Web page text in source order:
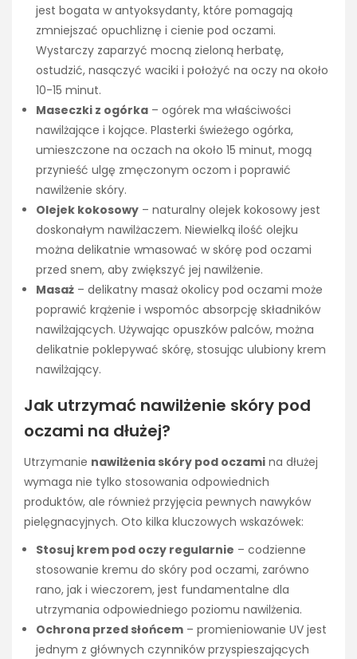
jest bogata w antyoksydanty, które pomagają
zmniejszać opuchliznę i cienie pod oczami.
Wystarczy zaparzyć mocną zieloną herbatę,
ostudzić, nasączyć waciki i położyć na oczy na około
10-15 minut.
Maseczki z ogórka – ogórek ma właściwości
nawilżające i kojące. Plasterki świeżego ogórka,
umieszczone na oczach na około 15 minut, mogą
przynieść ulgę zmęczonym oczom i poprawić
nawilżenie skóry.
Olejek kokosowy – naturalny olejek kokosowy jest
doskonałym nawilżaczem. Niewielką ilość olejku
można delikatnie wmasować w skórę pod oczami
przed snem, aby zwiększyć jej nawilżenie.
Masaż – delikatny masaż okolicy pod oczami może
poprawić krążenie i wspomóc absorpcję składników
nawilżających. Używając opuszków palców, można
delikatnie poklepywać skórę, stosując ulubiony krem
nawilżający.
Jak utrzymać nawilżenie skóry pod
oczami na dłużej?
Utrzymanie nawilżenia skóry pod oczami na dłużej
wymaga nie tylko stosowania odpowiednich
produktów, ale również przyjęcia pewnych nawyków
pielęgnacyjnych. Oto kilka kluczowych wskazówek:
Stosuj krem pod oczy regularnie – codzienne
stosowanie kremu do skóry pod oczami, zarówno
rano, jak i wieczorem, jest fundamentalne dla
utrzymania odpowiedniego poziomu nawilżenia.
Ochrona przed słońcem – promieniowanie UV jest
jednym z głównych czynników przyspieszających